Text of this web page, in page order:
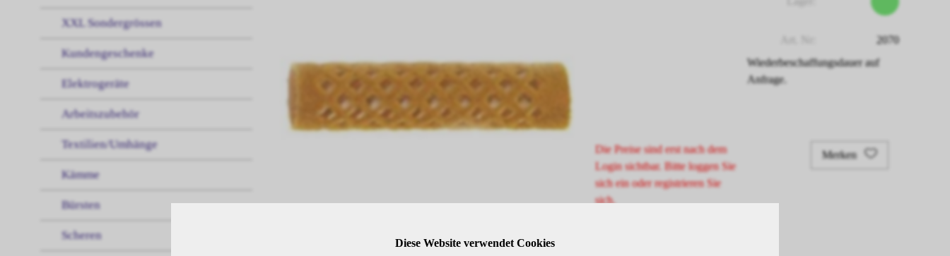
XXL Sondergrössen
Kundengeschenke
Elektrogeräte
Arbeitszubehör
Textilien/Umhänge
Kämme
Bürsten
Scheren
2070
Wiederbeschaffungsdauer auf
Anfrage.
Die Preise sind erst nach dem
Login sichtbar. Bitte loggen Sie
sich ein oder registrieren Sie
sich.
Merken
BESCHREIBUNGDiese Website verwendet Cookies